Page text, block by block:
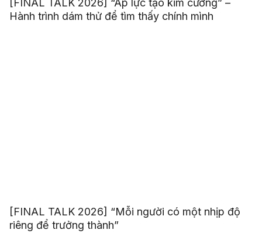
[FINAL TALK 2026] “Áp lực tạo kim cương” –
Hành trình dám thử để tìm thấy chính mình
[FINAL TALK 2026] “Mỗi người có một nhịp độ
riêng để trưởng thành”